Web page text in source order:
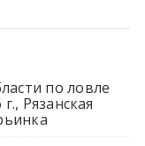
по ловле
Рязанская